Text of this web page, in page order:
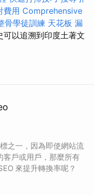
費用 Comprehensive
骨學徒訓練 天花板 漏
可以追溯到印度土著文
之一，因為即使網站流
客戶或用戶，那麼所有
來提升轉換率呢？